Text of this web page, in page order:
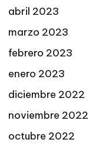
abril 2023
marzo 2023
febrero 2023
enero 2023
diciembre 2022
noviembre 2022
octubre 2022